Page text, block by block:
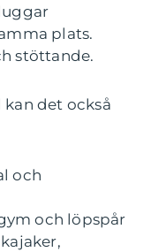
plats.
stöttande.
det också
och
och löpspår